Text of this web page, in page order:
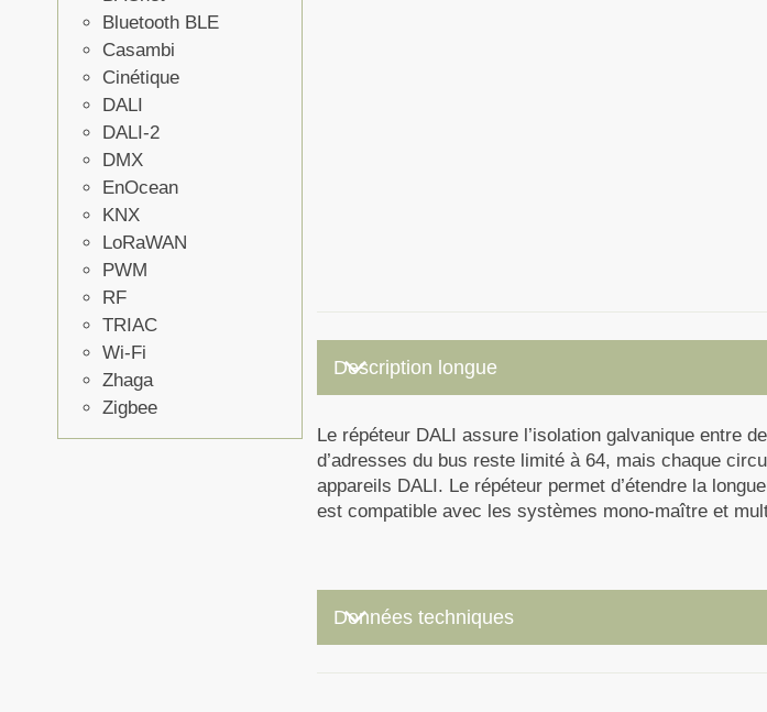
Bluetooth BLE
Casambi
Cinétique
DALI
DALI-2
DMX
EnOcean
KNX
LoRaWAN
PWM
RF
TRIAC
Wi-Fi
Zhaga
Zigbee
Description longue
keyboard_arrow_down
Le répéteur DALI assure l’isolation galvanique entre
d’adresses du bus reste limité à 64, mais chaque
appareils DALI. Le répéteur permet d’étendre la
est compatible avec les systèmes mono-maître et
Données techniques
keyboard_arrow_down